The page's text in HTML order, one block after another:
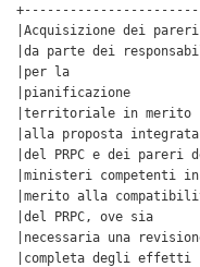
|Acquisizione dei
|da parte dei
|per la
|pianificazione
|territoriale in
|alla proposta
|del PRPC e dei
|ministeri
|merito alla
|del PRPC, ove
|necessaria una
|completa degli